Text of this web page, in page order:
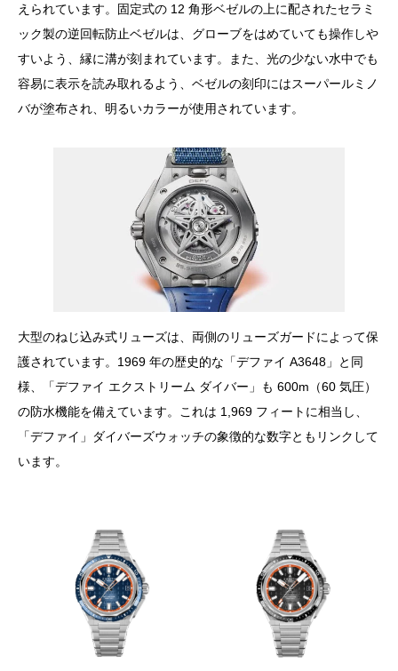
えられています。固定式の 12 角形ベゼルの上に配されたセラミ
ック製の逆回転防止ベゼルは、グローブをはめていても操作しや
すいよう、縁に溝が刻まれています。また、光の少ない水中でも
容易に表示を読み取れるよう、ベゼルの刻印にはスーパールミノ
バが塗布され、明るいカラーが使用されています。
大型のねじ込み式リューズは、両側のリューズガードによって保
護されています。1969 年の歴史的な「デファイ A3648」と同
様、「デファイ エクストリーム ダイバー」も 600m（60 気圧）
の防水機能を備えています。これは 1,969 フィートに相当し、
「デファイ」ダイバーズウォッチの象徴的な数字ともリンクして
います。